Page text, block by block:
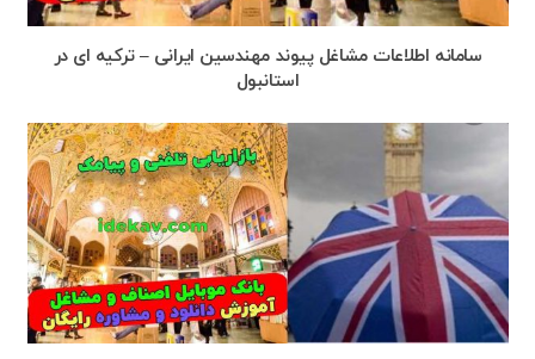
سامانه اطلاعات مشاغل پیوند مهندسین ایرانی – ترکیه ای در
استانبول